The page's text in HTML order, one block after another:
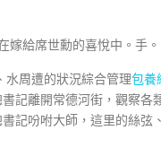
嫁給席世勳的喜悅中。手。
周遭的狀況綜合管理包養
記離開常德河街，觀察各
記吩咐大師，這里的絲弦、